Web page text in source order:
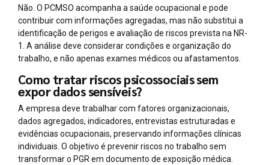
Não. O PCMSO acompanha a saúde ocupacional e pode
contribuir com informações agregadas, mas não substitui a
identificação de perigos e avaliação de riscos prevista na NR-
1. A análise deve considerar condições e organização do
trabalho, e não apenas exames médicos ou afastamentos.
Como tratar riscos psicossociais sem
expor dados sensíveis?
A empresa deve trabalhar com fatores organizacionais,
dados agregados, indicadores, entrevistas estruturadas e
evidências ocupacionais, preservando informações clínicas
individuais. O objetivo é prevenir riscos no trabalho sem
transformar o PGR em documento de exposição médica.